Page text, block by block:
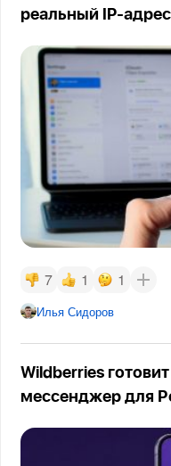
реальный IP-
7 1 1
Илья Сидоров
Wildberries
мессенджер для